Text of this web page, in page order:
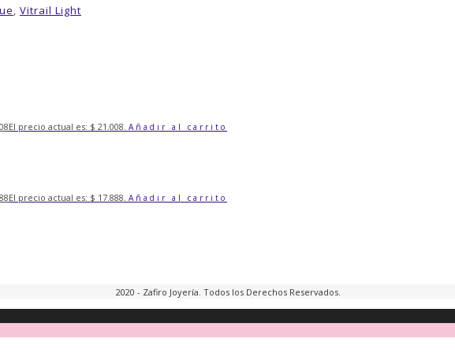
, Vitrail Light
El precio actual es: $ 21.008. Añadir al carrito
El precio actual es: $ 17.888. Añadir al carrito
2020 - Zafiro Joyería. Todos los Derechos Reservados.